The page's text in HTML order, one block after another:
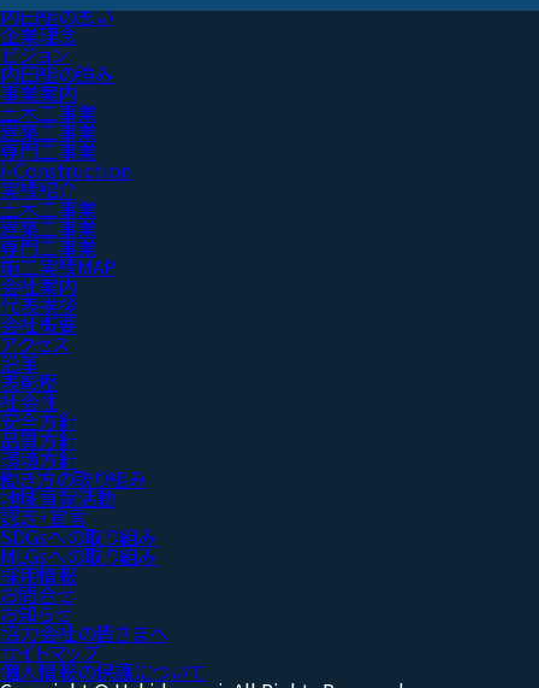
内田組の思い
企業理念
ビジョン
内田組の強み
事業案内
土木工事業
建築工事業
専門工事業
i-Construction
実績紹介
土木工事業
建築工事業
専門工事業
施工実績MAP
会社案内
代表挨拶
会社概要
アクセス
沿革
表彰歴
社会性
安全方針
品質方針
環境方針
働き方の取り組み
地域貢献活動
認定・宣言
SDGsへの取り組み
MLGsへの取り組み
採用情報
お問合せ
お知らせ
協力会社の皆さまへ
サイトマップ
個人情報の保護について